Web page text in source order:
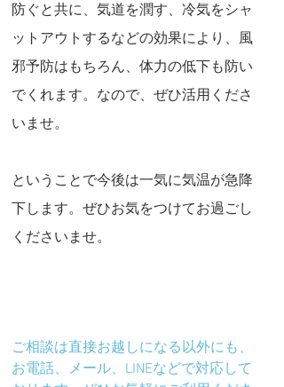
防ぐと共に、気道を潤す、冷気をシャ
ットアウトするなどの効果により、風
邪予防はもちろん、体力の低下も防い
でくれます。なので、ぜひ活用くださ
いませ。
ということで今後は一気に気温が急降
下します。ぜひお気をつけてお過ごし
くださいませ。
ご相談は直接お越しになる以外にも、
お電話、メール、LINEなどで対応して